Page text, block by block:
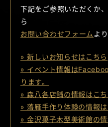
下記をご参照いただくか
ら
お問い合わせフォームよ
» 新しいお知らせはこちら
» イベント情報は
ります。
» 森八各店舗の情報はこち
» 落雁手作り体験の情報
» 金沢菓子木型美術館の